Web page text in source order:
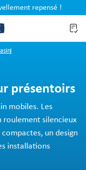
repensé !
présentoirs
mobiles. Les
roulement silencieux
un design
installations